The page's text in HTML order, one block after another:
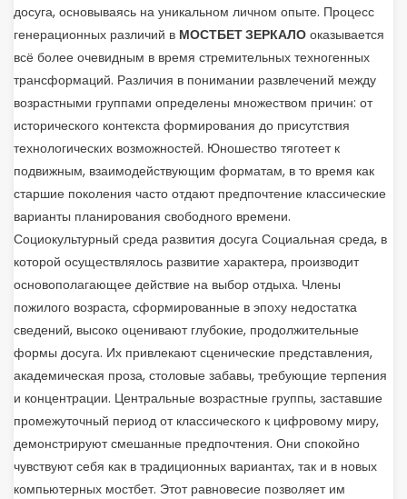
досуга, основываясь на уникальном личном опыте. Процесс
генерационных различий в МОСТБЕТ ЗЕРКАЛО оказывается
всё более очевидным в время стремительных техногенных
трансформаций. Различия в понимании развлечений между
возрастными группами определены множеством причин: от
исторического контекста формирования до присутствия
технологических возможностей. Юношество тяготеет к
подвижным, взаимодействующим форматам, в то время как
старшие поколения часто отдают предпочтение классические
варианты планирования свободного времени.
Социокультурный среда развития досуга Социальная среда, в
которой осуществлялось развитие характера, производит
основополагающее действие на выбор отдыха. Члены
пожилого возраста, сформированные в эпоху недостатка
сведений, высоко оценивают глубокие, продолжительные
формы досуга. Их привлекают сценические представления,
академическая проза, столовые забавы, требующие терпения
и концентрации. Центральные возрастные группы, заставшие
промежуточный период от классического к цифровому миру,
демонстрируют смешанные предпочтения. Они спокойно
чувствуют себя как в традиционных вариантах, так и в новых
компьютерных мостбет. Этот равновесие позволяет им